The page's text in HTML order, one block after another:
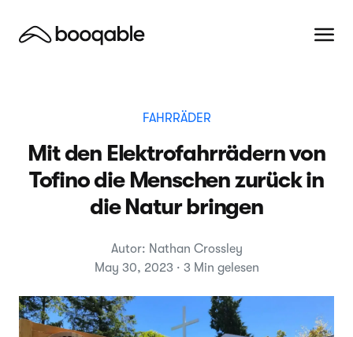
FAHRRÄDER
Mit den Elektrofahrrädern von
Tofino die Menschen zurück in
die Natur bringen
Autor: Nathan Crossley
May 30, 2023 · 3 Min gelesen